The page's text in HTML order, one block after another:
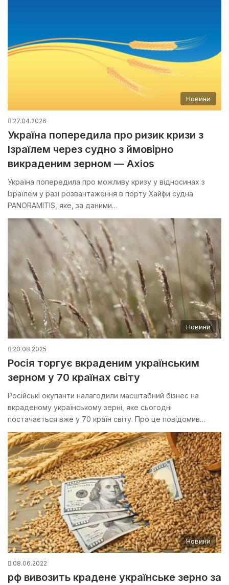
Новини
27.04.2026
Україна попередила про ризик кризи з
Ізраїлем через судно з ймовірно
викраденим зерном — Axios
Україна попередила про можливу кризу у відносинах з
Ізраїлем у разі розвантаження в порту Хайфи судна
PANORAMITIS, яке, за даними…
Новини
20.08.2025
Росія торгує вкраденим українським
зерном у 70 країнах світу
Російські окупанти налагодили масштабний бізнес на
вкраденому українському зерні, яке сьогодні
постачається вже у 70 країн світу. Про це повідомив…
Новини
08.06.2022
рф вивозить крадене українське зерно за